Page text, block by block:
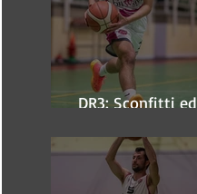
DR3: Sconfitti ed